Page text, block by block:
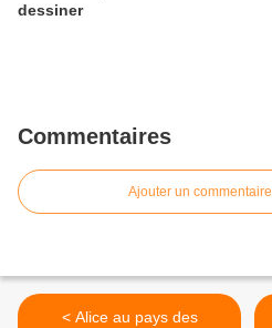
dessiner
Commentaires
Ajouter un commentaire
< Alice au pays des